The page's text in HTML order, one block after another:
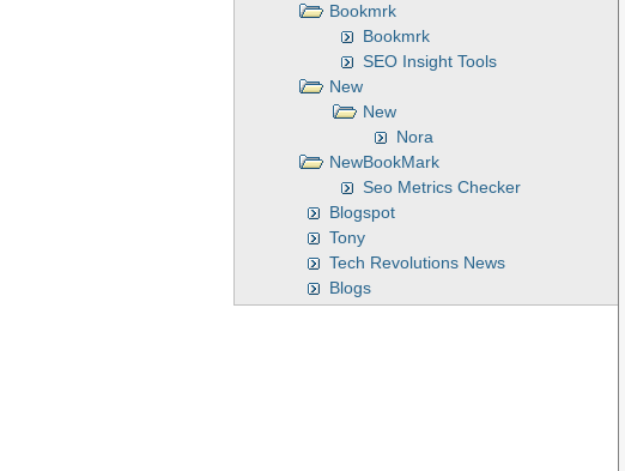
Bookmrk
Bookmrk
SEO Insight Tools
New
New
Nora
NewBookMark
Seo Metrics Checker
Blogspot
Tony
Tech Revolutions News
Blogs